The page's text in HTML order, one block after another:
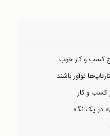
کسب و کار خوب
نوآور باشند
کسب و کار
در یک نگاه